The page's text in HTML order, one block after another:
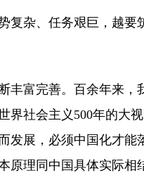
复杂、任务艰巨，越要
丰富完善。百余年来，
界社会主义500年的大
发展，必须中国化才能
理同中国具体实际相